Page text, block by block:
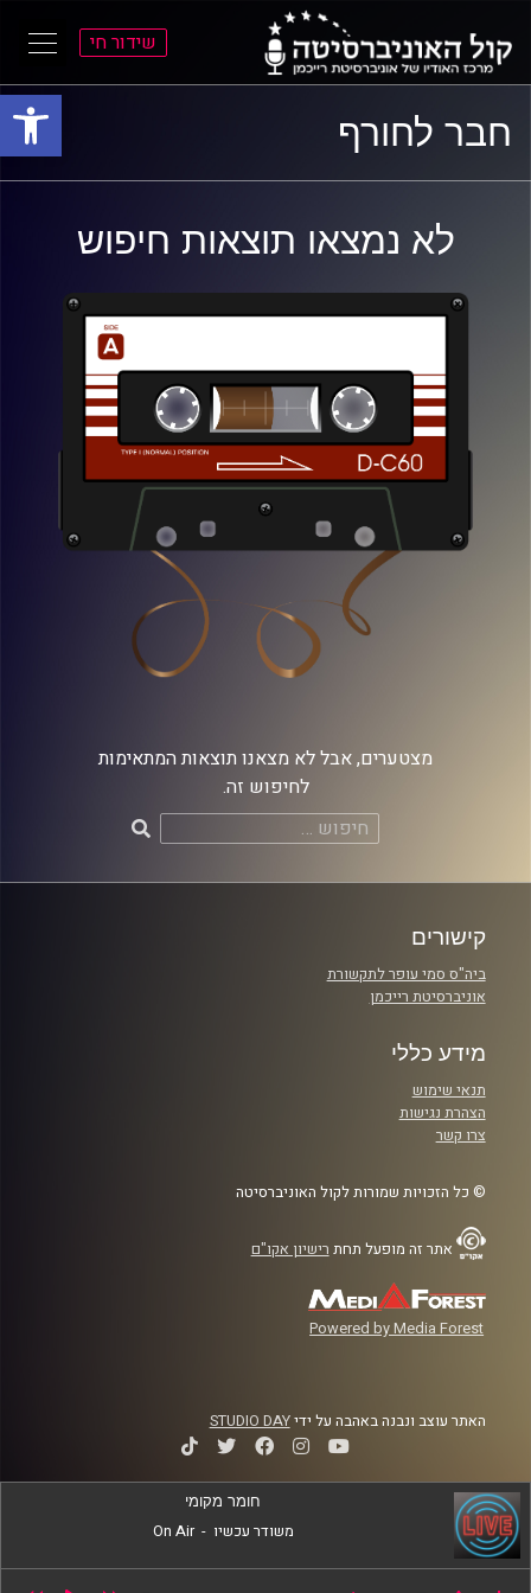
פתח
התפריט
הראשי
התוכן
הראשי
שידור חי
חבר לחורף
לא נמצאו תוצאות חיפוש
מצטערים, אבל לא מצאנו תוצאות המתאימות
לחיפוש זה.
חיפוש:
קישורים
ביה"ס סמי עופר לתקשורת
אוניברסיטת רייכמן
מידע כללי
תנאי שימוש
הצהרת נגישות
צרו קשר
© כל הזכויות שמורות לקול האוניברסיטה
אתר זה מופעל תחת רישיון אקו"ם
Powered by Media Forest
האתר עוצב ונבנה באהבה על ידיSTUDIO DAY
חומר מקומי
משודר עכשיו -
On Air